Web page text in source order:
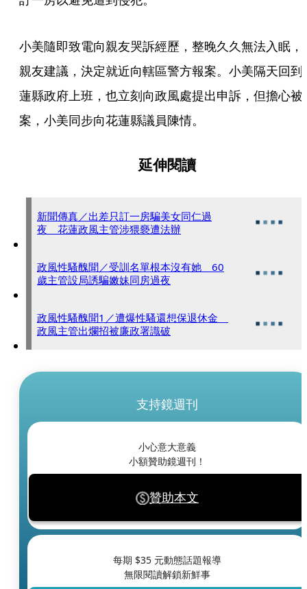
小美隨即致電向親友哭訴經歷，整晚久久無法入眠，
親友建議，決定就近向轄區警方報案。小美隔天回到
蓮縣政府上班，也立刻向政風處提出申訴，但擔心被
案，小美同步向花蓮縣議員陳情。
延伸閱讀
新聞傳真／出差只訂一房騙美女同仁過
夜 花蓮政風主管涉猥褻遭法辦
政風性騷醜聞／受訓名單根本沒有她 60
歲主管設局誘騙嫩妹同房過夜
政風性騷醜聞1／遭爆性騷還想保退休金
政風主管出爛招被廉政署識破
支持鏡週刊
小心意大意義
小額贊助鏡週刊！
贊助本文
每期 $35 元動態話題報導
無限閱讀解鎖新鮮事